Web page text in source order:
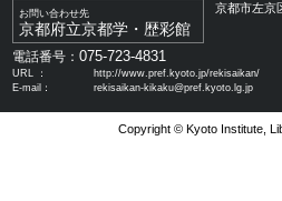
お問い合わせ先
京都府立京都学・歴彩館
京都市左京
電話番号：075-723-4831
URL ：
http://www.pref.kyoto.jp/rekisaikan/
E-mail：
rekisaikan-kikaku@pref.kyoto.lg.jp
Copyright © Kyoto Institute,